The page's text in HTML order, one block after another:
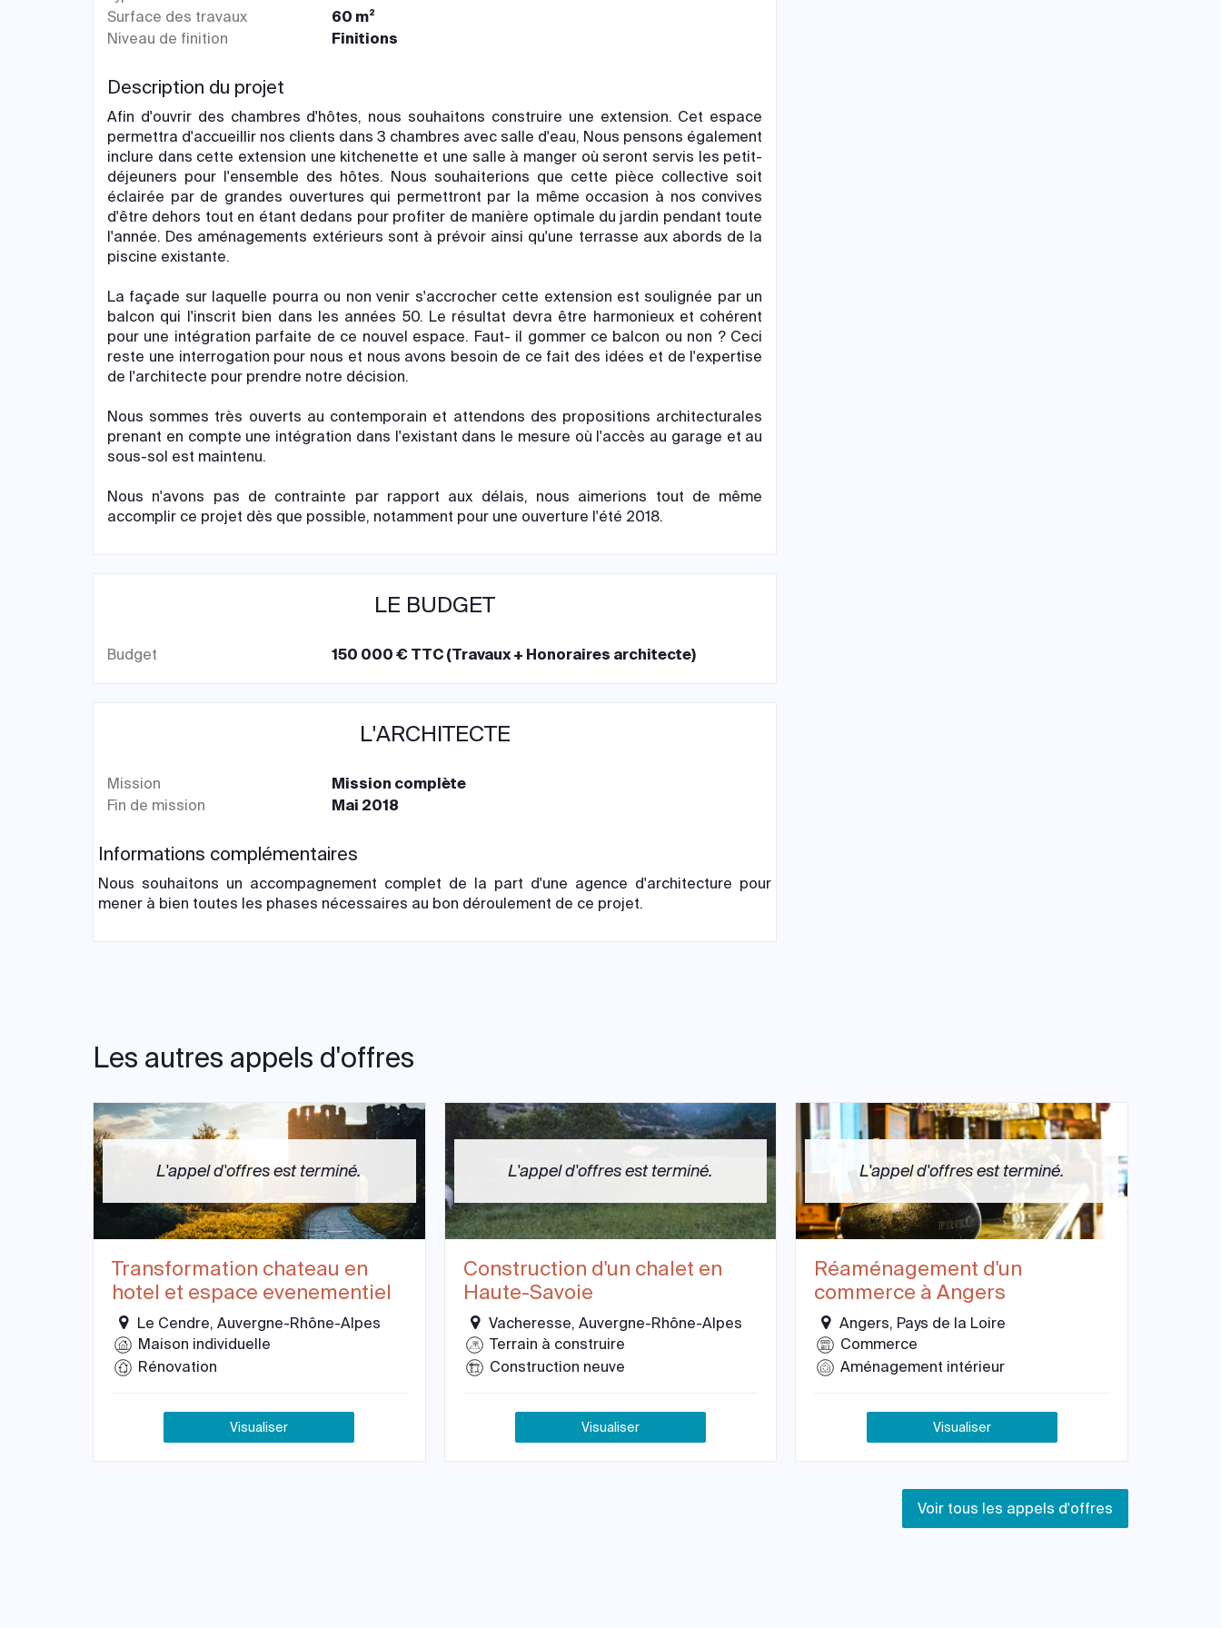
Surface des travaux
60 m²
Niveau de finition
Finitions
Description du projet
Afin d'ouvrir des chambres d'hôtes, nous souhaitons construire une extension. Cet espace
permettra d'accueillir nos clients dans 3 chambres avec salle d'eau, Nous pensons également
inclure dans cette extension une kitchenette et une salle à manger où seront servis les petit-
déjeuners pour l'ensemble des hôtes. Nous souhaiterions que cette pièce collective soit
éclairée par de grandes ouvertures qui permettront par la même occasion à nos convives
d'être dehors tout en étant dedans pour profiter de manière optimale du jardin pendant toute
l'année. Des aménagements extérieurs sont à prévoir ainsi qu'une terrasse aux abords de la
piscine existante.
La façade sur laquelle pourra ou non venir s'accrocher cette extension est soulignée par un
balcon qui l'inscrit bien dans les années 50. Le résultat devra être harmonieux et cohérent
pour une intégration parfaite de ce nouvel espace. Faut- il gommer ce balcon ou non ? Ceci
reste une interrogation pour nous et nous avons besoin de ce fait des idées et de l'expertise
de l'architecte pour prendre notre décision.
Nous sommes très ouverts au contemporain et attendons des propositions architecturales
prenant en compte une intégration dans l'existant dans le mesure où l'accès au garage et au
sous-sol est maintenu.
Nous n'avons pas de contrainte par rapport aux délais, nous aimerions tout de même
accomplir ce projet dès que possible, notamment pour une ouverture l'été 2018.
LE BUDGET
Budget 150 000 € TTC (Travaux + Honoraires architecte)
L'ARCHITECTE
Mission
Mission complète
Fin de mission
Mai 2018
Informations complémentaires
Nous souhaitons un accompagnement complet de la part d'une agence d'architecture pour
mener à bien toutes les phases nécessaires au bon déroulement de ce projet.
Les autres appels d'offres
L'appel d'offres est terminé.
Transformation chateau en
hotel et espace evenementiel
Le Cendre, Auvergne-Rhône-Alpes
Maison individuelle
Rénovation
Visualiser
L'appel d'offres est terminé.
Construction d'un chalet en
Haute-Savoie
Vacheresse, Auvergne-Rhône-Alpes
Terrain à construire
Construction neuve
Visualiser
L'appel d'offres est terminé.
Réaménagement d'un
commerce à Angers
Angers, Pays de la Loire
Commerce
Aménagement intérieur
Visualiser
Voir tous les appels d'offres